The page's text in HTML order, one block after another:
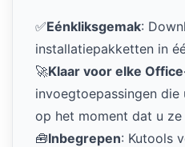
✅Eénkliksgemak:
installatiepakketten in
🚀Klaar voor elke
invoegtoepassingen
op het moment dat u
🧰Inbegrepen: Kutools